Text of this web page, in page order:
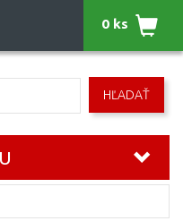
HĽADAŤ
0 ks